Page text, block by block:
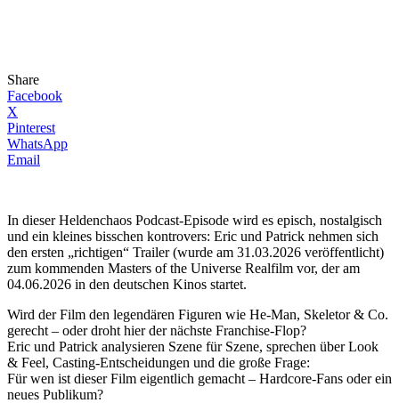
Share
Facebook
X
Pinterest
WhatsApp
Email
In dieser Heldenchaos Podcast-Episode wird es episch, nostalgisch
und ein kleines bisschen kontrovers: Eric und Patrick nehmen sich
den ersten „richtigen“ Trailer (wurde am 31.03.2026 veröffentlicht)
zum kommenden Masters of the Universe Realfilm vor, der am
04.06.2026 in den deutschen Kinos startet.
Wird der Film den legendären Figuren wie He-Man, Skeletor & Co.
gerecht – oder droht hier der nächste Franchise-Flop?
Eric und Patrick analysieren Szene für Szene, sprechen über Look
& Feel, Casting-Entscheidungen und die große Frage:
Für wen ist dieser Film eigentlich gemacht – Hardcore-Fans oder ein
neues Publikum?